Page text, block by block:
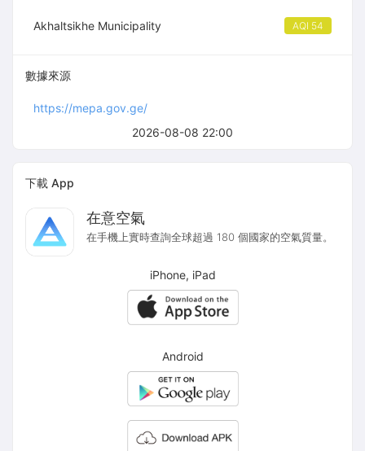
2026-08-08 22:00
Akhaltsikhe Municipality AQI 54
數據來源
https://mepa.gov.ge/
下載 App
在意空氣
在手機上實時查詢全球超過 180 個國家的空氣質量。
iPhone, iPad
Android